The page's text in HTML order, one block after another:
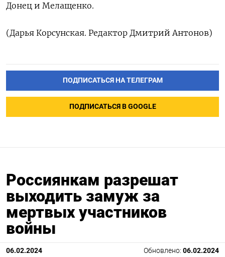
Донец и Мелащенко.
(Дарья Корсунская. Редактор Дмитрий Антонов)
ПОДПИСАТЬСЯ НА ТЕЛЕГРАМ
ПОДПИСАТЬСЯ В GOOGLE
Россиянкам разрешат
выходить замуж за
мертвых участников
войны
06.02.2024 Обновлено: 06.02.2024